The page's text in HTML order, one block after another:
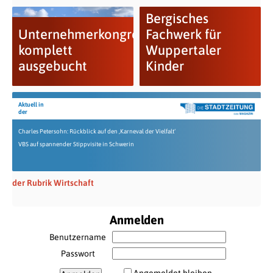
Unternehmerkongress
komplett
ausgebucht
Bergisches
Fachwerk für
Wuppertaler
Kinder
Aktuell in
der
Charles Petersohn: Rückblick auf den ‚Karneval der Vielfalt‘
VBS auf spannender Stippvisite in Schwerin
der Rubrik Wirtschaft
Anmelden
Benutzername
Passwort